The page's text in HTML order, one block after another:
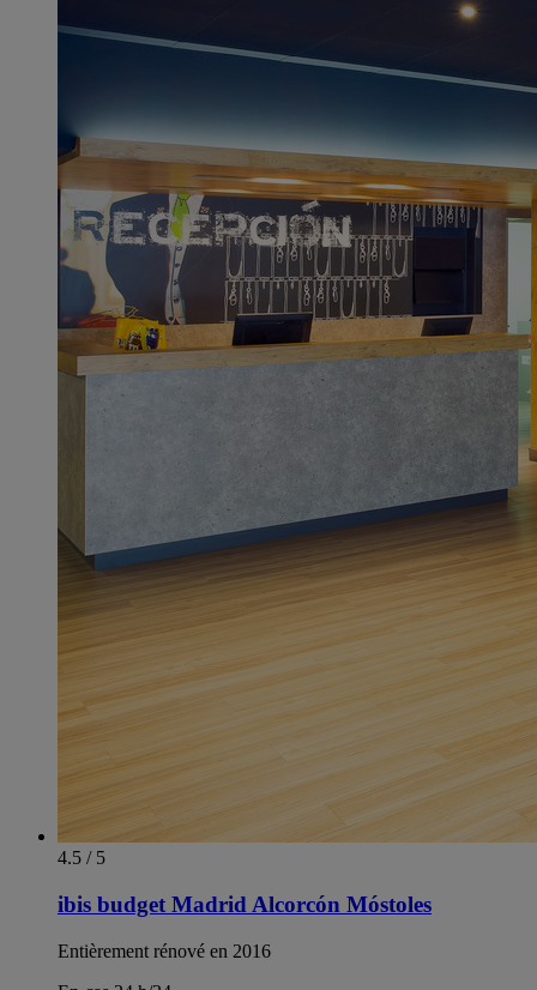
4.5 / 5
ibis budget Madrid Alcorcón Móstoles
Entièrement rénové en 2016